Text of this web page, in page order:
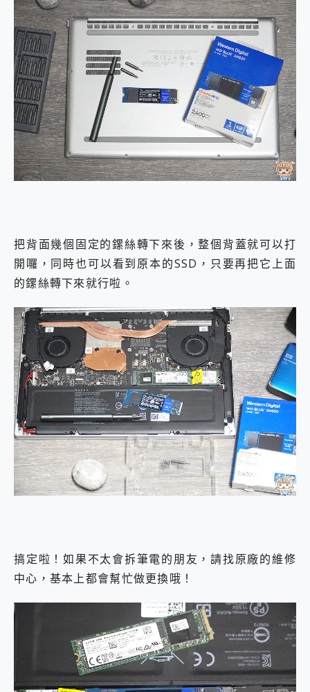
把背面幾個固定的鏍絲轉下來後，整個背蓋就可以打
開囉，同時也可以看到原本的SSD，只要再把它上面
的鏍絲轉下來就行啦。
搞定啦！如果不太會拆筆電的朋友，請找原廠的維修
中心，基本上都會幫忙做更換哦！